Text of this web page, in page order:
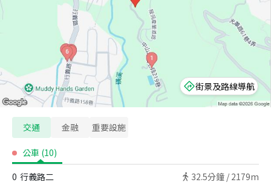
街景及路線導航
交通 金融 重要設施
公車 (10)
0 行義路二 32.5分鐘 / 2179m